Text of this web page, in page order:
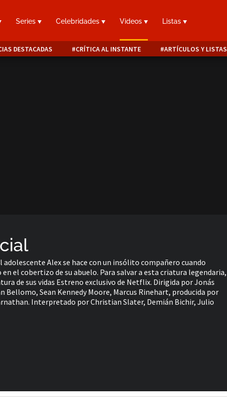
Series Celebridades Videos Listas
DESTACADAS CRÍTICA AL INSTANTE ARTÍCULOS Y LISTAS
Alex se hace con un insólito compañero cuando
el cobertizo de su abuelo. Para salvar a esta criatura legendaria,
de sus vidas Estreno exclusivo de Netflix. Dirigida por Jonás
Bellomo, Sean Kennedy Moore, Marcus Rinehart, producida por
Interpretado por Christian Slater, Demián Bichir, Julio